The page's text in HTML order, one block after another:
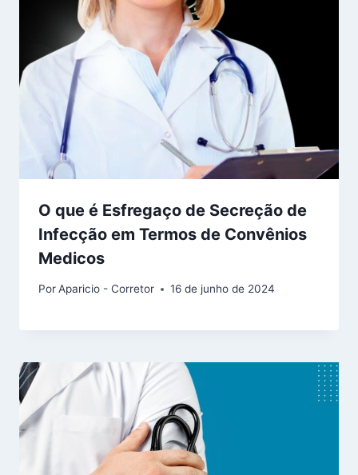
O que é Esfregaço de Secreção de
Infecção em Termos de Convênios
Medicos
PorAparicio - Corretor 16 de junho de 2024